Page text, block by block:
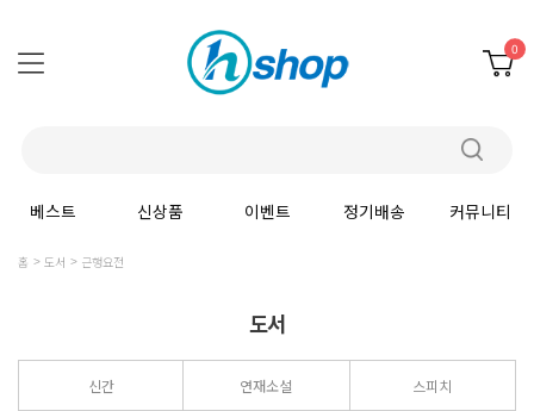
0
베스트 신상품 이벤트 정기배송 커뮤니티
홈 도서 근행요전
도서
신간 연재소설 스피치